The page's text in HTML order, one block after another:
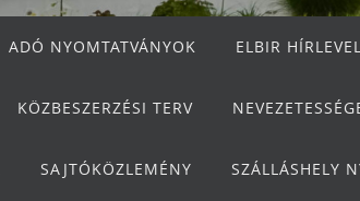
ADÓ NYOMTATVÁNYOK ELBIR
KÖZBESZERZÉSI TERV
SAJTÓKÖZLEMÉNY SZÁLLÁSHELY